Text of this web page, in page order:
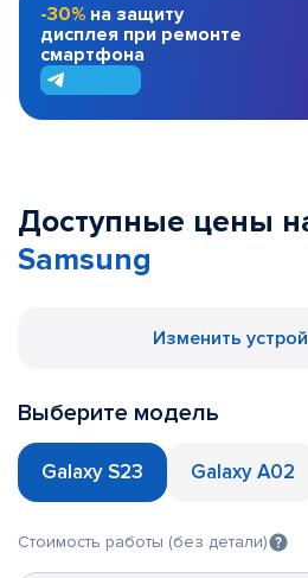
-30% на защиту
дисплея при ремонте
смартфона
Доступные цены
Samsung
Изменить
Выберите модель
Galaxy S23 Galaxy A02
Стоимость работы (без детали)